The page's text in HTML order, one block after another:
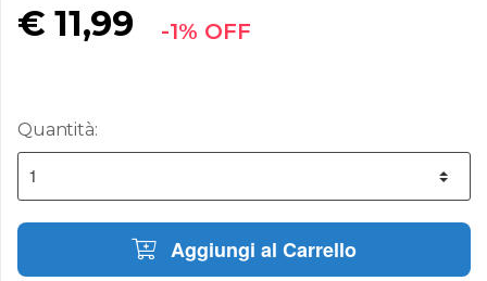
€11,99 -1% OFF
Quantità:
Aggiungi al Carrello